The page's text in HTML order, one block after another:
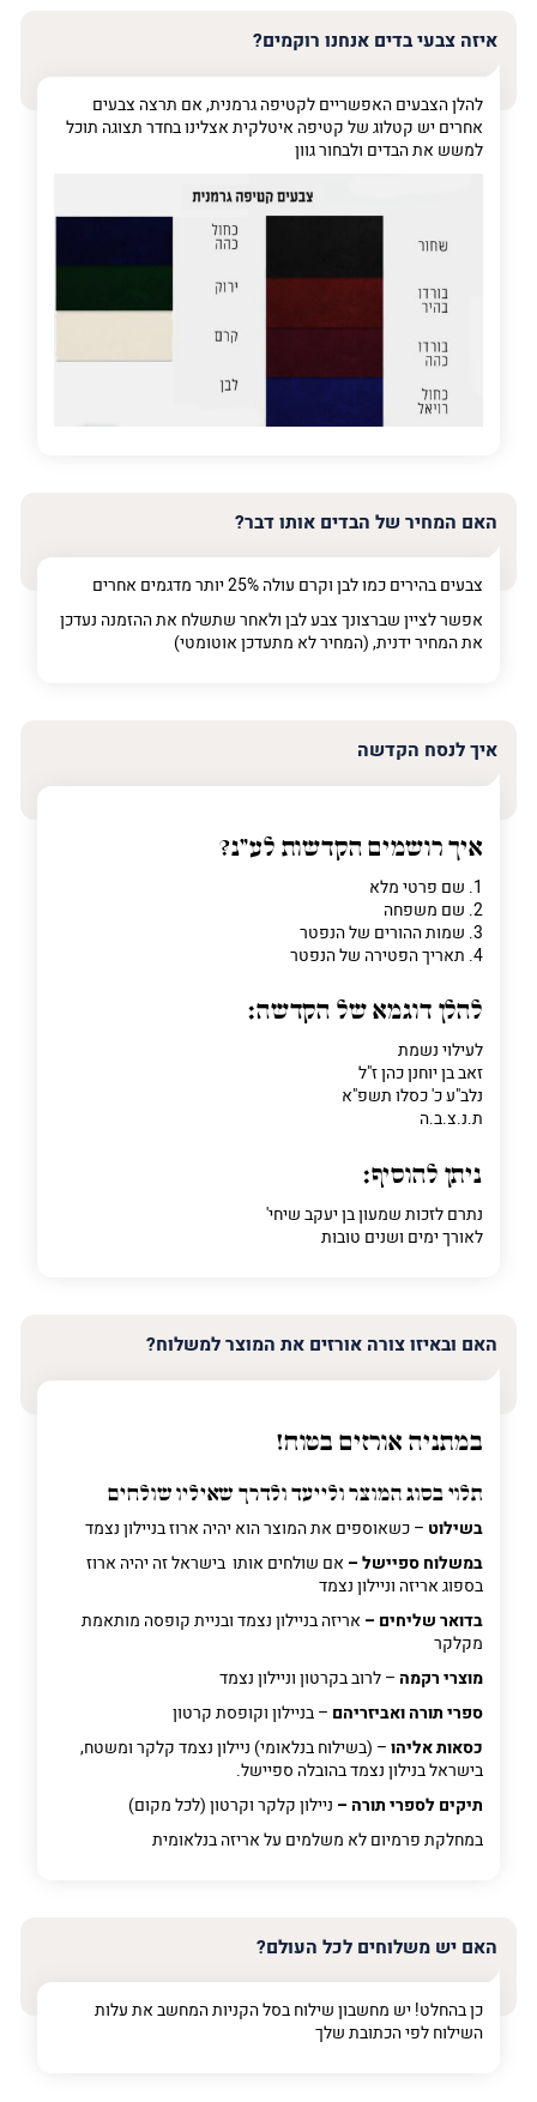
שלך
טלפון (חובה)
פרט על מה מדובר
איזה צבעי בדים אנחנו רוקמים?
להלן הצבעים האפשריים לקטיפה גרמנית, אם תרצה צבעים
אחרים יש קטלוג של קטיפה איטלקית אצלינו בחדר תצוגה תוכל
למשש את הבדים ולבחור גוון
האם המחיר של הבדים אותו דבר?
צבעים בהירים כמו לבן וקרם עולה 25% יותר מדגמים אחרים
אפשר לציין שברצונך צבע לבן ולאחר שתשלח את ההזמנה נעדכן
את המחיר ידנית, (המחיר לא מתעדכן אוטומטי)
איך לנסח הקדשה
איך רושמים הקדשות לע"נ?
1. שם פרטי מלא
2. שם משפחה
3. שמות ההורים של הנפטר
4. תאריך הפטירה של הנפטר
להלן דוגמא של הקדשה:
לעילוי נשמת
זאב בן יוחנן כהן ז"ל
נלב"ע כ' כסלו תשפ"א
ת.נ.צ.ב.ה
ניתן להוסיף:
נתרם לזכות שמעון בן יעקב שיחי'
לאורך ימים ושנים טובות
האם ובאיזו צורה אורזים את המוצר למשלוח?
במתניה אורזים בטוח!
תלוי בסוג המוצר ולייעד ולדרך שאיליו שולחים
בשילוט – כשאוספים את המוצר הוא יהיה ארוז בניילון נצמד
במשלוח ספיישל – אם שולחים אותו בישראל זה יהיה ארוז
בספוג אריזה וניילון נצמד
בדואר שליחים – אריזה בניילון נצמד ובניית קופסה מותאמת
מקלקר
מוצרי רקמה – לרוב בקרטון וניילון נצמד
ספרי תורה ואביזריהם – בניילון וקופסת קרטון
כסאות אליהו– (בשילוח בנלאומי) ניילון נצמד קלקר ומשטח,
בישראל בנילון נצמד בהובלה ספיישל.
תיקים לספרי תורה – ניילון קלקר וקרטון (לכל מקום)
במחלקת פרמיוםלא משלמים על אריזה בנלאומית
האם יש משלוחים לכל העולם?
כן בהחלט! יש מחשבון שילוח בסל הקניות המחשב את עלות
השילוח לפי הכתובת שלך